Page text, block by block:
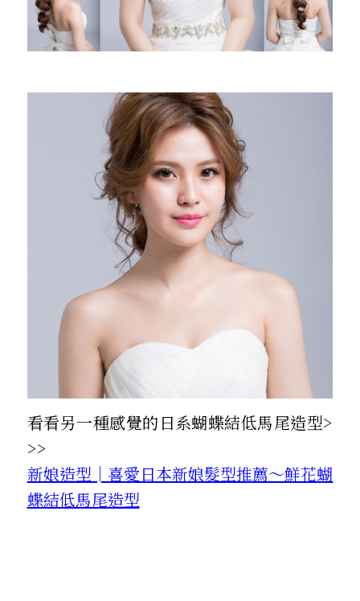
看看另一種感覺的日系蝴蝶結低馬尾造型>
>>
新娘造型│喜愛日本新娘髮型推薦～鮮花蝴
蝶結低馬尾造型